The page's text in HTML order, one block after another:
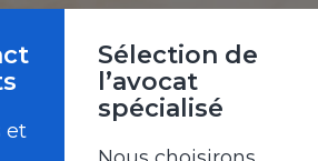
et
Sélection de
l’avocat
spécialisé